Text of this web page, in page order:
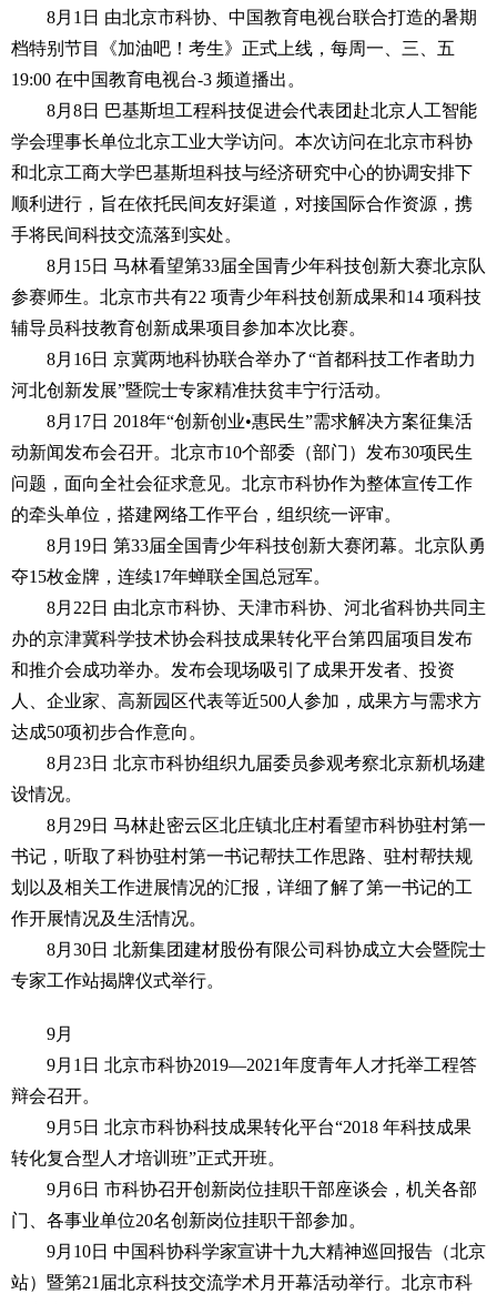
8月1日 由北京市科协、中国教育电视台联合打造的暑期
档特别节目《加油吧！考生》正式上线，每周一、三、五
19:00 在中国教育电视台-3 频道播出。
8月8日 巴基斯坦工程科技促进会代表团赴北京人工智能
学会理事长单位北京工业大学访问。本次访问在北京市科协
和北京工商大学巴基斯坦科技与经济研究中心的协调安排下
顺利进行，旨在依托民间友好渠道，对接国际合作资源，携
手将民间科技交流落到实处。
8月15日 马林看望第33届全国青少年科技创新大赛北京队
参赛师生。北京市共有22 项青少年科技创新成果和14 项科技
辅导员科技教育创新成果项目参加本次比赛。
8月16日 京冀两地科协联合举办了“首都科技工作者助力
河北创新发展”暨院士专家精准扶贫丰宁行活动。
8月17日 2018年“创新创业•惠民生”需求解决方案征集活
动新闻发布会召开。北京市10个部委（部门）发布30项民生
问题，面向全社会征求意见。北京市科协作为整体宣传工作
的牵头单位，搭建网络工作平台，组织统一评审。
8月19日 第33届全国青少年科技创新大赛闭幕。北京队勇
夺15枚金牌，连续17年蝉联全国总冠军。
8月22日 由北京市科协、天津市科协、河北省科协共同主
办的京津冀科学技术协会科技成果转化平台第四届项目发布
和推介会成功举办。发布会现场吸引了成果开发者、投资
人、企业家、高新园区代表等近500人参加，成果方与需求方
达成50项初步合作意向。
8月23日 北京市科协组织九届委员参观考察北京新机场建
设情况。
8月29日 马林赴密云区北庄镇北庄村看望市科协驻村第一
书记，听取了科协驻村第一书记帮扶工作思路、驻村帮扶规
划以及相关工作进展情况的汇报，详细了解了第一书记的工
作开展情况及生活情况。
8月30日 北新集团建材股份有限公司科协成立大会暨院士
专家工作站揭牌仪式举行。
9月
9月1日 北京市科协2019—2021年度青年人才托举工程答
辩会召开。
9月5日 北京市科协科技成果转化平台“2018 年科技成果
转化复合型人才培训班”正式开班。
9月6日 市科协召开创新岗位挂职干部座谈会，机关各部
门、各事业单位20名创新岗位挂职干部参加。
9月10日 中国科协科学家宣讲十九大精神巡回报告（北京
站）暨第21届北京科技交流学术月开幕活动举行。北京市科